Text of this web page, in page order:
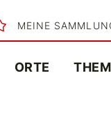
MEINE
ORTE